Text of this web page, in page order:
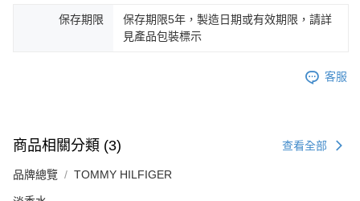
保存期限
保存期限5年，製造日期或有效期限，請詳
見產品包裝標示
客服
商品相關分類 (3) 查看全部
品牌總覽 TOMMY HILFIGER